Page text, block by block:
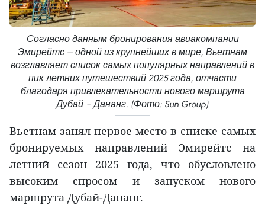
Согласно данным бронирования авиакомпании
Эмирейтс — одной из крупнейших в мире, Вьетнам
возглавляет список самых популярных направлений в
пик летних путешествий 2025 года, отчасти
благодаря привлекательности нового маршрута
Дубай – Дананг. (Фото: Sun Group)
Вьетнам занял первое место в списке самых
бронируемых направлений Эмирейтс на
летний сезон 2025 года, что обусловлено
высоким спросом и запуском нового
маршрута Дубай-Дананг.